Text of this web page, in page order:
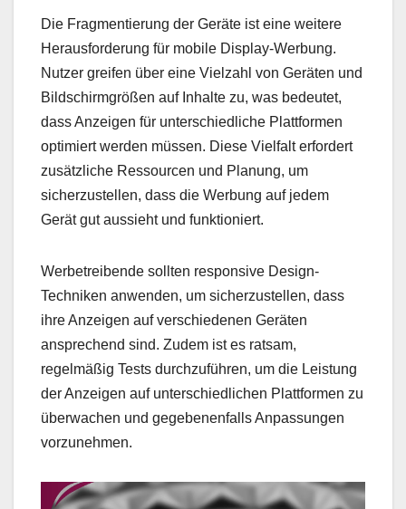
Die Fragmentierung der Geräte ist eine weitere
Herausforderung für mobile Display-Werbung.
Nutzer greifen über eine Vielzahl von Geräten und
Bildschirmgrößen auf Inhalte zu, was bedeutet,
dass Anzeigen für unterschiedliche Plattformen
optimiert werden müssen. Diese Vielfalt erfordert
zusätzliche Ressourcen und Planung, um
sicherzustellen, dass die Werbung auf jedem
Gerät gut aussieht und funktioniert.
Werbetreibende sollten responsive Design-
Techniken anwenden, um sicherzustellen, dass
ihre Anzeigen auf verschiedenen Geräten
ansprechend sind. Zudem ist es ratsam,
regelmäßig Tests durchzuführen, um die Leistung
der Anzeigen auf unterschiedlichen Plattformen zu
überwachen und gegebenenfalls Anpassungen
vorzunehmen.